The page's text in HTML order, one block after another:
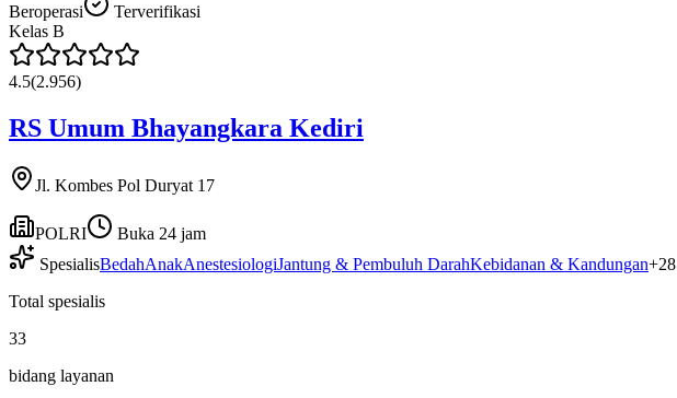
Beroperasi
Terverifikasi
Kelas B
4.5(2.956)
RS Umum Bhayangkara Kediri
Jl. Kombes Pol Duryat 17
POLRI
Buka 24 jam
SpesialisBedahAnakAnestesiologiJantung & Pembuluh DarahKebidanan & Kandungan+28
Total spesialis
33
bidang layanan